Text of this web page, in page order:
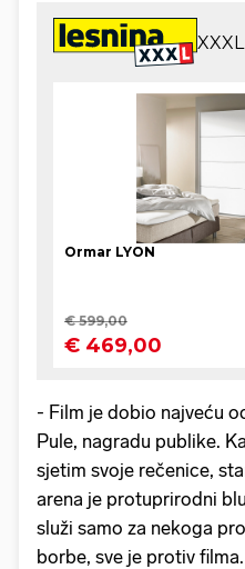
- Film je dobio najveću
Pule, nagradu publike.
sjetim svoje rečenice,
arena je protuprirodni
služi samo za nekoga
borbe, sve je protiv